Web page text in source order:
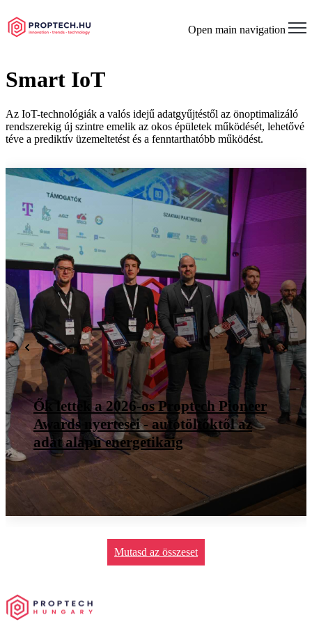
Open main navigation
Smart IoT
Az IoT-technológiák a valós idejű adatgyűjtéstől az önoptimalizáló
rendszerekig új szintre emelik az okos épületek működését, lehetővé
téve a prediktív üzemeltetést és a fenntarthatóbb működést.
Okos épületek evolúciója - a
digitalizáció nem technológiai, hanem
stratégiai kérdés
Mutasd az összeset